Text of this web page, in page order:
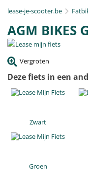
lease-je-scooter.be
AGM BIKES
Vergroten
Deze fiets in een
Zwart
Groen